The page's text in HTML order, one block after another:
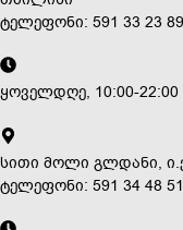
ტელეფონი: 591 33 23 89
ყოველდღე, 10:00-22:00
სითი მოლი გლდანი,
ტელეფონი: 591 34 48 51